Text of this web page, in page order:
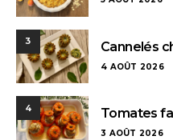
3 Cannelés
4 AOÛT 2026
4 Tomates
3 AOÛT 2026